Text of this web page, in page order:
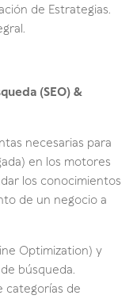
de Estrategias.
(SEO) &
necesarias para
en los motores
los conocimientos
de un negocio a
Optimization) y
búsqueda.
categorías de